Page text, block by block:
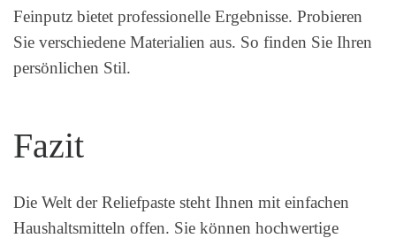
Feinputz bietet professionelle Ergebnisse. Probieren
Sie verschiedene Materialien aus. So finden Sie Ihren
persönlichen Stil.
Fazit
Die Welt der Reliefpaste steht Ihnen mit einfachen
Haushaltsmitteln offen. Sie können hochwertige